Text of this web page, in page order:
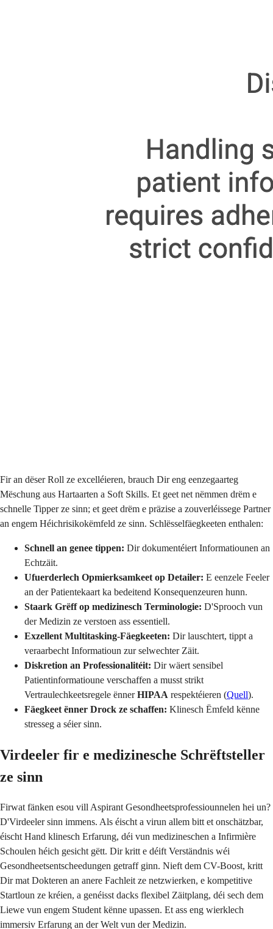
Fir an dëser Roll ze excelléieren, brauch Dir eng eenzegaarteg
Mëschung aus Hartaarten a Soft Skills. Et geet net nëmmen drëm e
schnelle Tipper ze sinn; et geet drëm e präzise a zouverléissege Partner
an engem Héichrisikokëmfeld ze sinn. Schlësselfäegkeeten enthalen:
Schnell an genee tippen: Dir dokumentéiert Informatiounen an
Echtzäit.
Ufuerderlech Opmierksamkeet op Detailer: E eenzele Feeler
an der Patientekaart ka bedeitend Konsequenzeuren hunn.
Staark Grëff op medizinesch Terminologie: D'Sprooch vun
der Medizin ze verstoen ass essentiell.
Exzellent Multitasking-Fäegkeeten: Dir lauschtert, tippt a
veraarbecht Informatioun zur selwechter Zäit.
Diskretion an Professionalitéit: Dir wäert sensibel
Patientinformatioune verschaffen a musst strikt
Vertraulechkeetsregele ënnerHIPAA respektéieren (Quell).
Fäegkeet ënner Drock ze schaffen: Klinesch Ëmfeld kënne
stresseg a séier sinn.
Virdeeler fir e medizinesche Schrëftsteller
ze sinn
Firwat fänken esou vill Aspirant Gesondheetsprofessiounnelen hei un?
D'Virdeeler sinn immens. Als éischt a virun allem bitt et onschätzbar,
éischt Hand klinesch Erfarung, déi vun medizineschen a Infirmière
Schoulen héich gesicht gëtt. Dir kritt e déift Verständnis wéi
Gesondheetsentscheedungen getraff ginn. Nieft dem CV-Boost, kritt
Dir mat Dokteren an anere Fachleit ze netzwierken, e kompetitive
Startloun ze kréien, a genéisst dacks flexibel Zäitplang, déi sech dem
Liewe vun engem Student kënne upassen. Et ass eng wierklech
immersiv Erfarung an der Welt vun der Medizin.